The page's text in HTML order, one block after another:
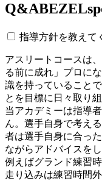
Q&A
指導方針を教えて
アスリートコースは
る前に成れ」プロに
識を持っていること
とを目標に日々取り
当アカデミーは指導
ん。選手自身で考え
者は選手自身に合っ
ながらアドバイスを
例えばグランド練習
走り込みは練習時間